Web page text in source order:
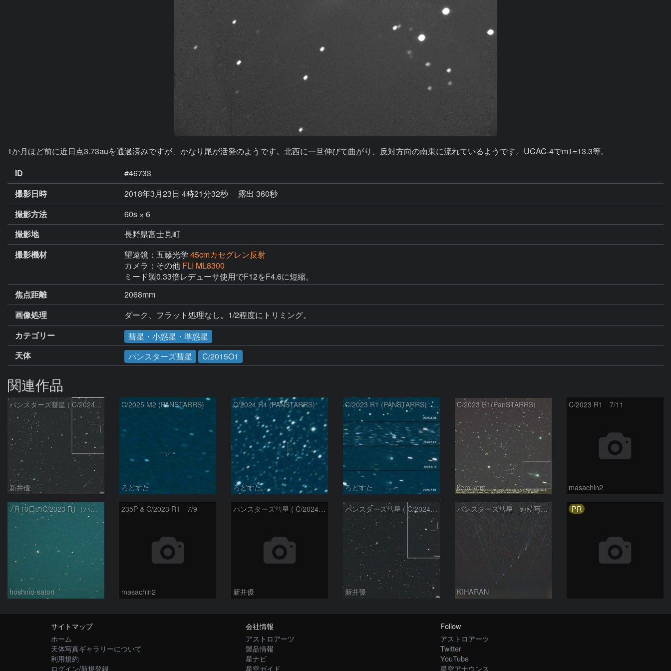
1か月ほど前に近日点3.73auを通過済みですが、かなり尾が活発のようです。北西に一旦伸びて曲がり、反対方向の南東に流れているようです。UCAC-4でm1=13.3等。
ID
#46733
撮影日時
2018年3月23日 4時21分32秒
露出 360秒
撮影方法
60s × 6
撮影地
長野県富士見町
撮影機材
望遠鏡：五藤光学 45cmカセグレン反射
カメラ：その他 FLI ML8300
ミード製0.33倍レデューサ使用でF12をF4.6に短縮。
焦点距離
2068mm
画像処理
ダーク、フラット処理なし。1/2程度にトリミング。
カテゴリー
彗星・小惑星・準惑星
天体
パンスターズ彗星 C/2015O1
関連作品
パンスターズ彗星 ( C/2024R4 )：2026/07/27
新井優
C/2025 M2 (PANSTARRS)
ろどすた
C/2024 R4 (PANSTARRS)
ろどすた
C/2023 R1 (PANSTARRS) の変化
ろどすた
C/2023 R1(PanSTARRS)
kem.kem
C/2023 R1 7/11
masachin2
7月10日のC/2023 R1（パンスターズ彗星）
hoshino-satori
235P & C/2023 R1 7/9
masachin2
パンスターズ彗星 ( C/2024R4 )：2026/06/28
新井優
パンスターズ彗星 ( C/2024G4 )の予報位置：2026/06/23
新井優
パンスターズ彗星 連続写真 再処理
KIHARAN
PR
サイトマップ
ホーム
天体写真ギャラリーについて
利用規約
ログイン/新規登録
会社情報
アストロアーツ
製品情報
星ナビ
星空ガイド
Follow
アストロアーツ
Twitter
YouTube
星空アナウンス